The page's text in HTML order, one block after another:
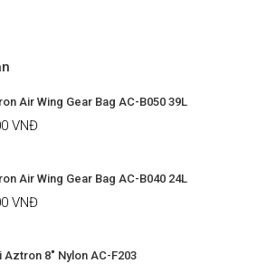
Air Wing Gear Bag AC-B050 39L
VNĐ
Air Wing Gear Bag AC-B040 24L
VNĐ
Aztron 8" Nylon AC-F203